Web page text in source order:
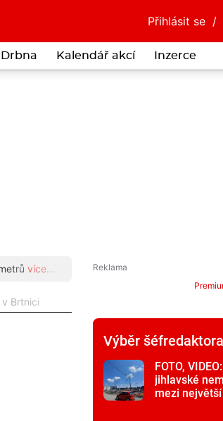
Přihlásit se /
Drbna Kalendář akcí Inzerce
více... Kurýr si přijel do Luk nad
Brtnici
Výběr šéfredaktora
FOTO,
jihlavské
mezi největší